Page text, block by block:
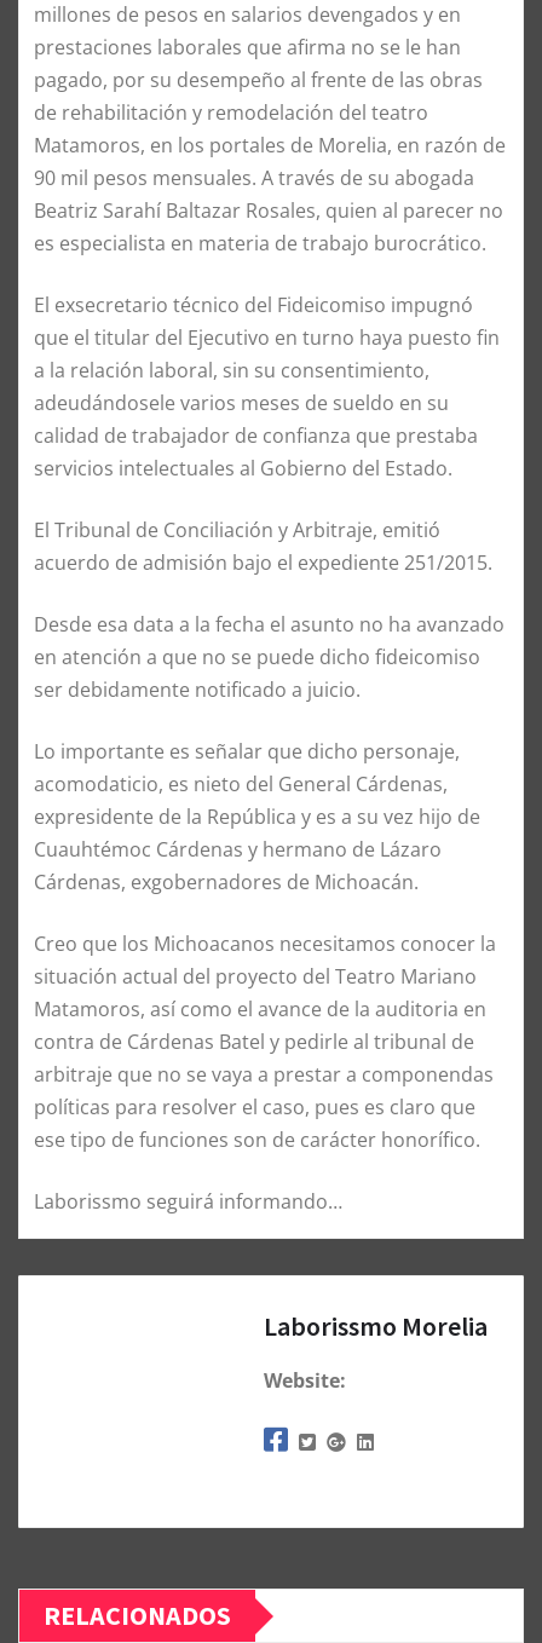
millones de pesos en salarios devengados y en
prestaciones laborales que afirma no se le han
pagado, por su desempeño al frente de las obras
de rehabilitación y remodelación del teatro
Matamoros, en los portales de Morelia, en razón de
90 mil pesos mensuales. A través de su abogada
Beatriz Sarahí Baltazar Rosales, quien al parecer no
es especialista en materia de trabajo burocrático.
El exsecretario técnico del Fideicomiso impugnó
que el titular del Ejecutivo en turno haya puesto fin
a la relación laboral, sin su consentimiento,
adeudándosele varios meses de sueldo en su
calidad de trabajador de confianza que prestaba
servicios intelectuales al Gobierno del Estado.
El Tribunal de Conciliación y Arbitraje, emitió
acuerdo de admisión bajo el expediente 251/2015.
Desde esa data a la fecha el asunto no ha avanzado
en atención a que no se puede dicho fideicomiso
ser debidamente notificado a juicio.
Lo importante es señalar que dicho personaje,
acomodaticio, es nieto del General Cárdenas,
expresidente de la República y es a su vez hijo de
Cuauhtémoc Cárdenas y hermano de Lázaro
Cárdenas, exgobernadores de Michoacán.
Creo que los Michoacanos necesitamos conocer la
situación actual del proyecto del Teatro Mariano
Matamoros, así como el avance de la auditoria en
contra de Cárdenas Batel y pedirle al tribunal de
arbitraje que no se vaya a prestar a componendas
políticas para resolver el caso, pues es claro que
ese tipo de funciones son de carácter honorífico.
Laborissmo seguirá informando…
Laborissmo Morelia
Website:
RELACIONADOS